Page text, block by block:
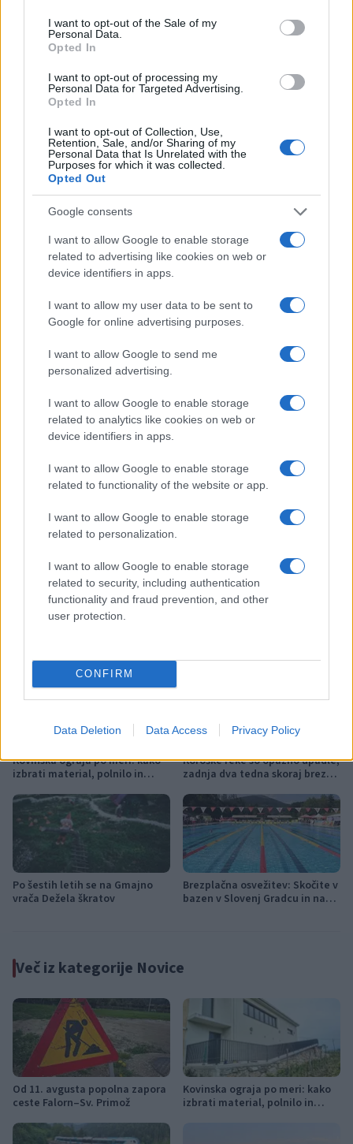
consent section.
I want to opt-out of the Sale of my
Personal Data.
Opted In
I want to opt-out of processing my
Personal Data for Targeted Advertising.
Opted In
I want to opt-out of Collection, Use,
Retention, Sale, and/or Sharing of my
Personal Data that Is Unrelated with the
Purposes for which it was collected.
Opted Out
Google consents
I want to allow Google to enable storage
related to advertising like cookies on web or
device identifiers in apps.
I want to allow my user data to be sent to
Google for online advertising purposes.
I want to allow Google to send me
personalized advertising.
I want to allow Google to enable storage
related to analytics like cookies on web or
device identifiers in apps.
I want to allow Google to enable storage
related to functionality of the website or app.
I want to allow Google to enable storage
related to personalization.
I want to allow Google to enable storage
related to security, including authentication
functionality and fraud prevention, and other
user protection.
CONFIRM
Data Deletion Data Access Privacy Policy
TUKAJ.
Vsak korak šteje. Vsaka informacija pomaga. Skupaj
smo močnejši.
Vi: Društvo za celiakijo
Opozorilo:Po 297. členu Kazenskega zakonika je
posameznik kazensko odgovoren za javno spodbujanje
sovraštva, nasilja ali nestrpnosti. Komentarji z žaljivimi,
rasističnimi, diskriminatornimi ali nezakonitimi vsebinami bodo
odstranjeni. Pravila komentiranja →
Failed to fetch
Kategorije: Novice Novice
Ključne besede: bolniki
Koroška
ozaveščanje
Kovinska ograja po meri: kako
izbrati material, polnilo in
Koroške reke so opazno upadle,
zadnja dva tedna skoraj brez
Po šestih letih se na Gmajno
vrača Dežela škratov
Brezplačna osvežitev: Skočite v
bazen v Slovenj Gradcu in na
Več iz kategorije Novice
Od 11. avgusta popolna zapora
ceste Falorn–Sv. Primož
Kovinska ograja po meri: kako
izbrati material, polnilo in